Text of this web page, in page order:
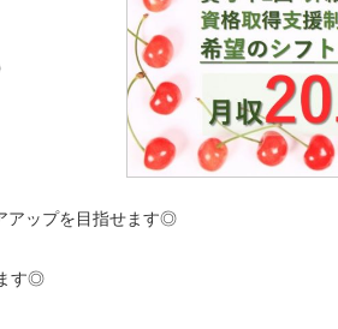
アップを目指せます◎
す◎